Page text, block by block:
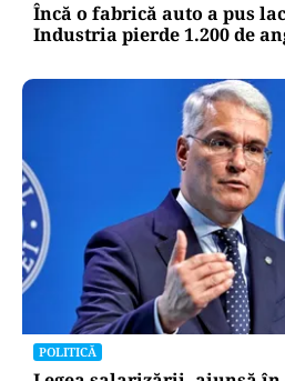
Încă o fabrică auto a pus
Industria pierde 1.200 de
POLITICĂ